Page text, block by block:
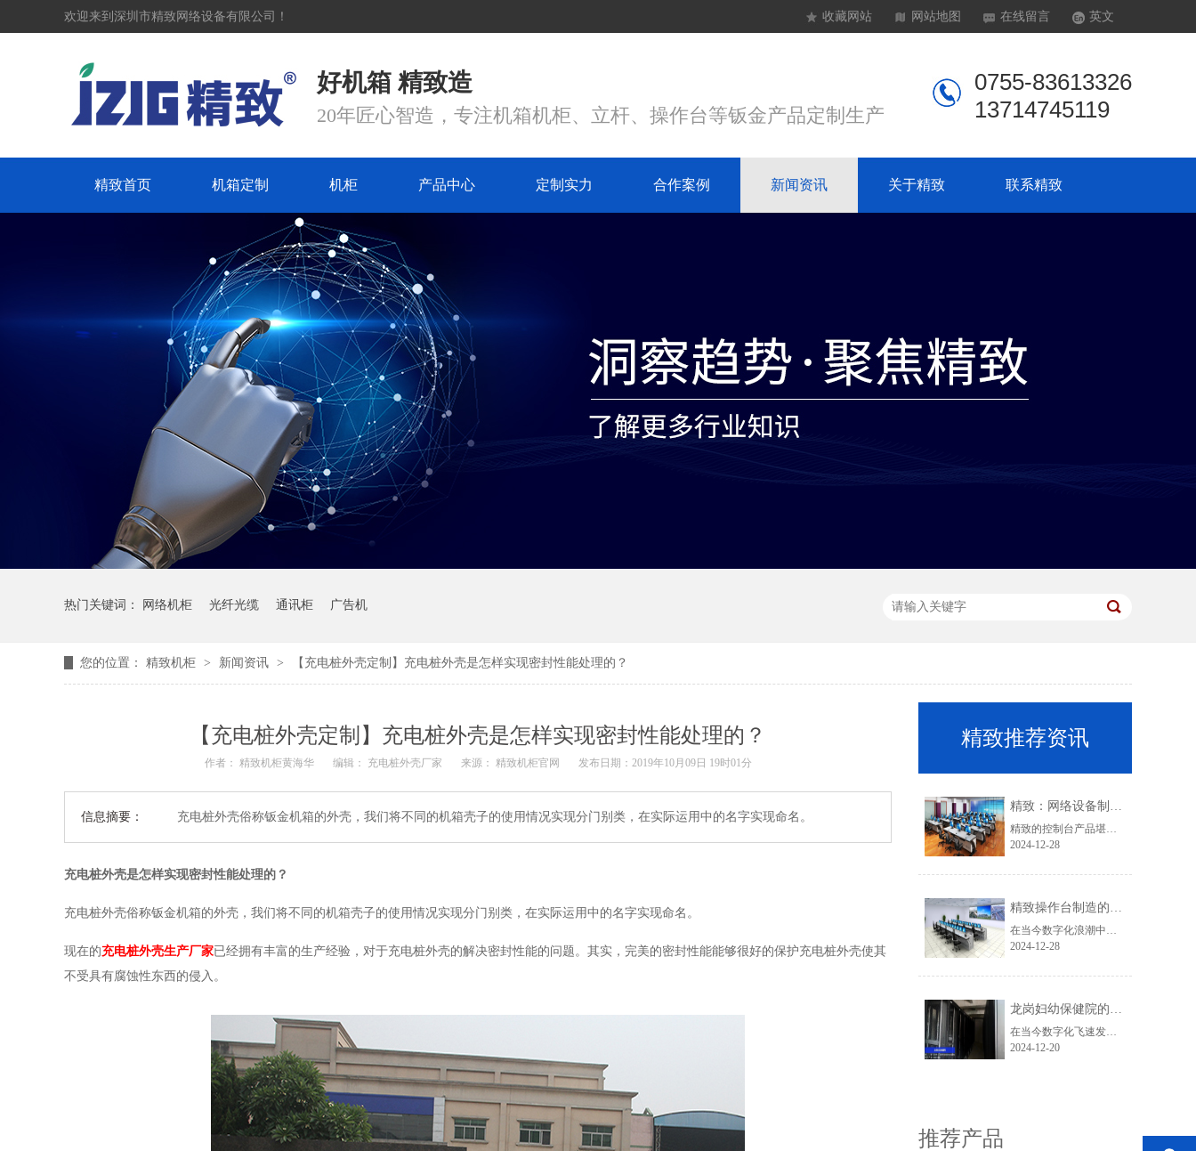
收藏网站 网站地图 在线留言 英文
欢迎来到深圳市精致网络设备有限公司！
好机箱 精致造
20年匠心智造，专注机箱机柜、立杆、操作台等钣金产品定制生产
0755-83613326
13714745119
精致首页 机箱定制 机柜 产品中心 定制实力 合作案例 新闻资讯 关于精致 联系精致
热门关键词： 网络机柜 光纤光缆 通讯柜 广告机
您的位置： 精致机柜 > 新闻资讯 > 【充电桩外壳定制】充电桩外壳是怎样实现密封性能处理的？
【充电桩外壳定制】充电桩外壳是怎样实现密封性能处理的？
作者： 精致机柜黄海华 编辑： 充电桩外壳厂家 来源： 精致机柜官网 发布日期：2019年10月09日 19时01分
信息摘要： 充电桩外壳俗称钣金机箱的外壳，我们将不同的机箱壳子的使用情况实现分门别类，在实际运用中的名字实现命名。
充电桩外壳是怎样实现密封性能处理的？
充电桩外壳俗称钣金机箱的外壳，我们将不同的机箱壳子的使用情况实现分门别类，在实际运用中的名字实现命名。
现在的充电桩外壳生产厂家已经拥有丰富的生产经验，对于充电桩外壳的解决密封性能的问题。其实，完美的密封性能能够很好的保护充电桩外壳使其
不受具有腐蚀性东西的侵入。
精致推荐资讯
精致：网络设备制造领域的璀璨之星
精致的控制台产品堪称一绝，它基于安全与实用的理念，巧妙融入现代科技元素和人体工程学原理，打造出集舒适、美观与强大功能于一体的优质产品。其环保高性能的选材，使其在航空、通讯、交通等众多关键领域的指挥中心得以广泛应用，并且凭借独特的设计优势成功获得国家专利，推出的一系列原创操作台款式满足了客户的个性化需求。
2024-12-28
精致操作台制造的卓越典范
在当今数字化浪潮中，网络设备的质量与性能至关重要。深圳市精致网络设备有限公司作为行业翘楚，凭借其精湛工艺和创新精神脱颖而出。
2024-12-28
龙岗妇幼保健院的 “制冷卫士”：精致冷通道
在当今数字化飞速发展的时代，网络设备的存储与管理至关重要，而一款优质的网络机柜则成为众多企业与机构的核心需求。此次出货的7035白色款网络机柜，以其独特的魅力与卓越的性能脱颖而出。
2024-12-20
推荐产品
视频门禁控制箱